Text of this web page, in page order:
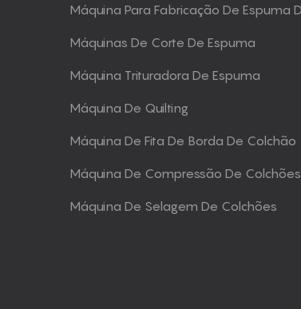
Máquina Para Fabricação De Espuma
Máquinas De Corte De Espuma
Máquina Trituradora De Espuma
Máquina De Quilting
Máquina De Fita De Borda De Colchão
Máquina De Compressão De Colchões
Máquina De Selagem De Colchões